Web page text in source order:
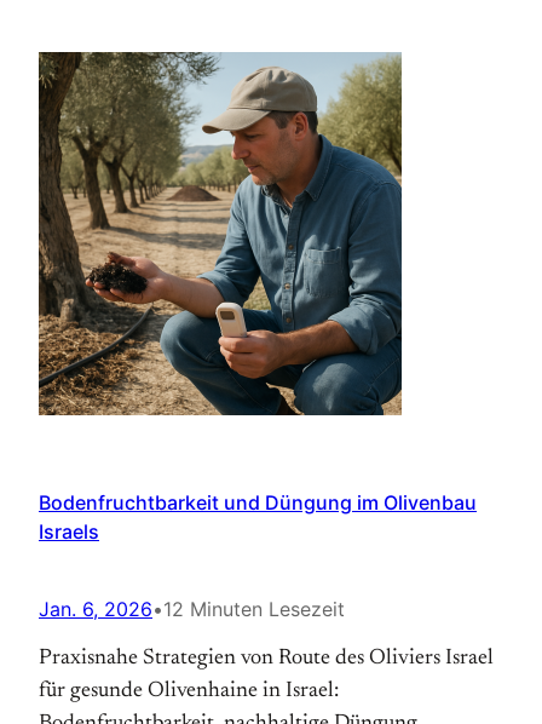
Bodenfruchtbarkeit und Düngung im Olivenbau
Israels
Jan. 6, 2026•12 Minuten Lesezeit
Praxisnahe Strategien von Route des Oliviers Israel
für gesunde Olivenhaine in Israel: